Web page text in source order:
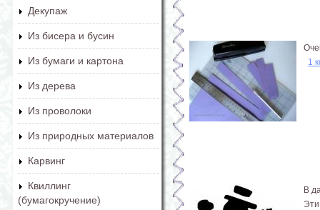
Декупаж
Из бисера и бусин
Из бумаги и картона
Из дерева
Из проволоки
Из природных материалов
Карвинг
Квиллинг
(бумагокручение)
1
В